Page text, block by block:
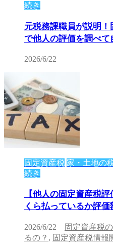
続き
元税務課職員が説明
で他人の評価を調べ
2026/6/22
固定資産税 家・土地の
続き
【他人の固定資産税
くら払っているか評
2026/6/22
固定資産税
るの？ , 固定資産税情報